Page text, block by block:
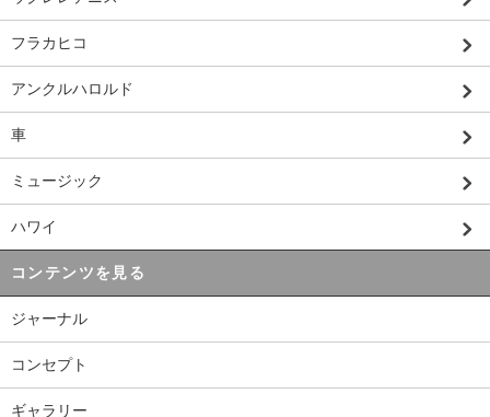
フラカヒコ
アンクルハロルド
車
ミュージック
ハワイ
コンテンツを見る
ジャーナル
コンセプト
ギャラリー